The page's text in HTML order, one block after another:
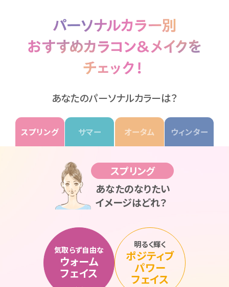
あなたのパーソナルカラーは？
スプリング サマー オータム ウィンター
スプリング
あなたのなりたい
イメージはどれ？
気取らず自由な
ウォーム
フェイス
明るく輝く
ポジティブ
パワー
フェイス